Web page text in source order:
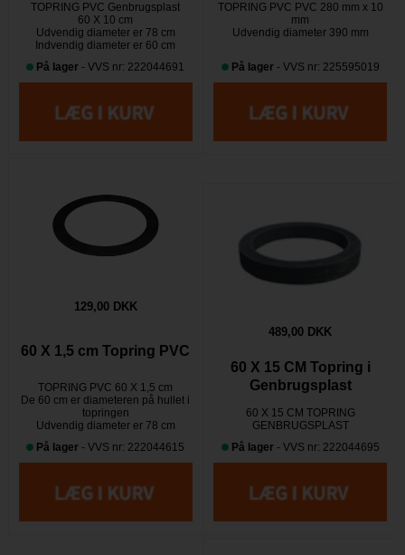
TOPRING PVC Genbrugsplast
60 X 10 cm
Udvendig diameter er 78 cm
Indvendig diameter er 60 cm
På lager - VVS nr: 222044691
TOPRING PVC PVC 280 mm x 10
mm
Udvendig diameter 390 mm
På lager - VVS nr: 225595019
129,00 DKK
60 X 1,5 cm Topring PVC
TOPRING PVC 60 X 1,5 cm
De 60 cm er diameteren på hullet i
topringen
​​​​​​​​​​​​​​Udvendig diameter er 78 cm
På lager - VVS nr: 222044615
489,00 DKK
60 X 15 CM Topring i
Genbrugsplast
60 X 15 CM TOPRING
GENBRUGSPLAST
På lager - VVS nr: 222044695